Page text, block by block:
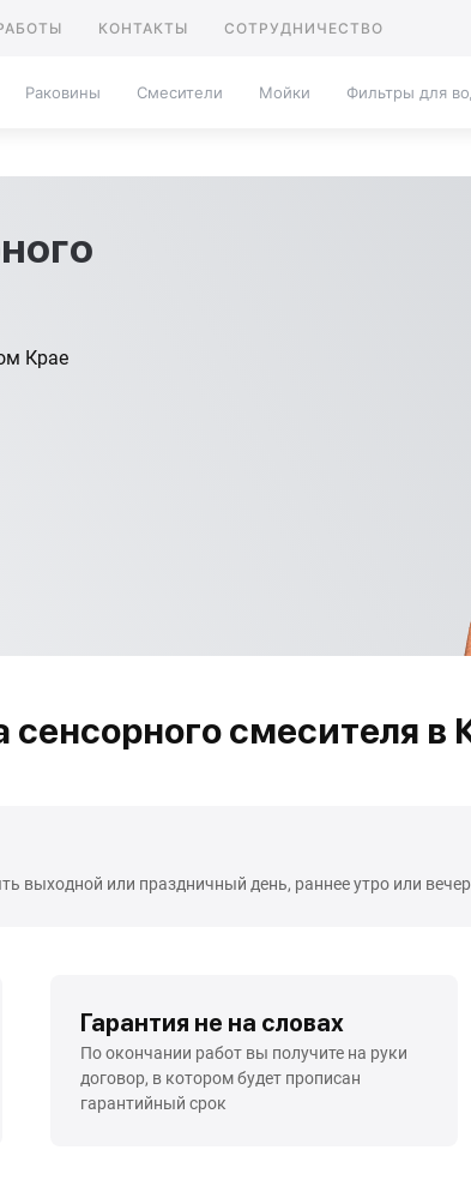
КОНТАКТЫ СОТРУДНИЧЕСТВО
Раковины Смесители Мойки Фильтры для
Крае
сенсорного смесителя в
выходной или праздничный день, раннее утро или вечер
Гарантия не на словах
По окончании работ вы получите на руки
договор, в котором будет прописан
гарантийный срок